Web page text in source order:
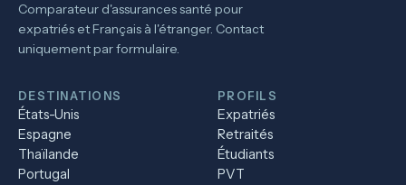
Comparateur d'assurances santé pour
expatriés et Français à l'étranger. Contact
uniquement par formulaire.
DESTINATIONS
États-Unis
Espagne
Thaïlande
Portugal
PROFILS
Expatriés
Retraités
Étudiants
PVT